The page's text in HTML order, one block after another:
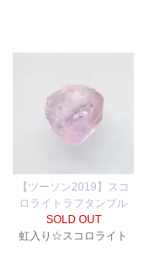
【ツーソン2019】スコ
ロライトラフタンブル
SOLD OUT
虹入り☆スコロライト